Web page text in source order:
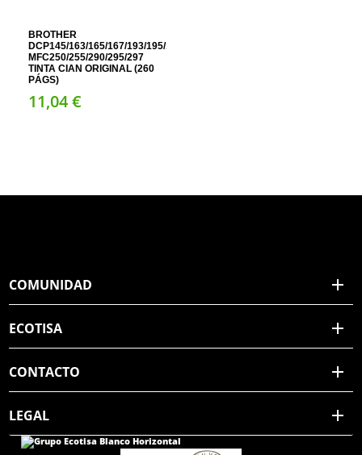
BROTHER
DCP145/163/165/167/193/195/197/365/373/375/377;
MFC250/255/290/295/297
TINTA CIAN ORIGINAL (260
PÁGS)
11,04 €
COMUNIDAD
ECOTISA
CONTACTO
LEGAL